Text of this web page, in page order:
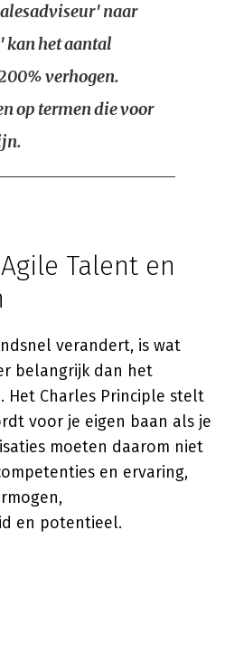
naar
kan het aantal
verhogen.
op termen die voor
Talent en
verandert, is wat
belangrijk dan het
Het Charles Principle stelt
voor je eigen baan als je
moeten daarom niet
en ervaring,
en potentieel.